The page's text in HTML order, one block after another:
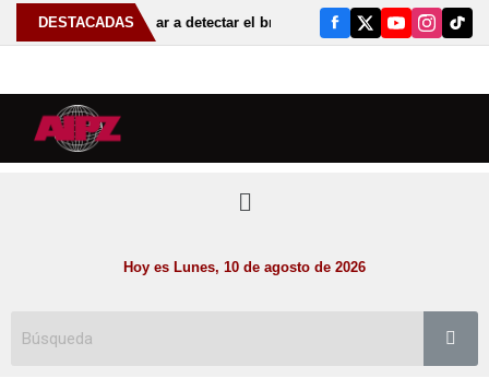
DESTACADAS
a detectar el bruxismo Anuncia Gobernador David
Hoy es Lunes, 10 de agosto de 2026